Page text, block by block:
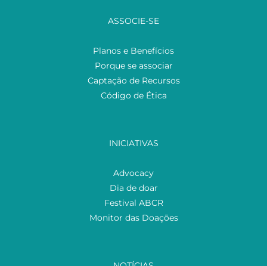
ASSOCIE-SE
Planos e Benefícios
Porque se associar
Captação de Recursos
Código de Ética
INICIATIVAS
Advocacy
Dia de doar
Festival ABCR
Monitor das Doações